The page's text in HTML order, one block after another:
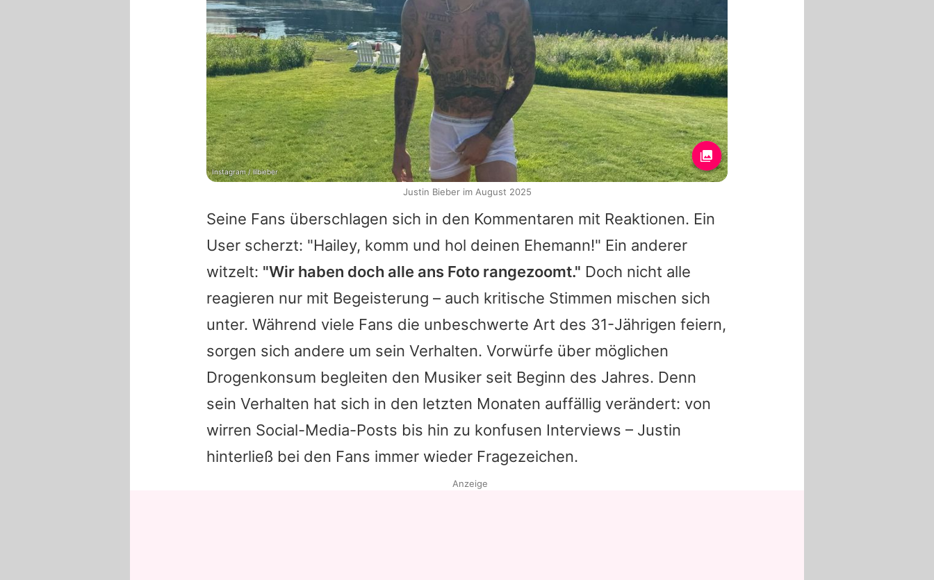
Seine Fans überschlagen sich in den Kommentaren mit Reaktionen. Ein
User scherzt: "Hailey, komm und hol deinen Ehemann!" Ein anderer
witzelt: "Wir haben doch alle ans Foto rangezoomt." Doch nicht alle
reagieren nur mit Begeisterung – auch kritische Stimmen mischen sich
unter. Während viele Fans die unbeschwerte Art des 31-Jährigen feiern,
sorgen sich andere um sein Verhalten. Vorwürfe über möglichen
Drogenkonsum begleiten den Musiker seit Beginn des Jahres. Denn
sein Verhalten hat sich in den letzten Monaten auffällig verändert: von
wirren Social-Media-Posts bis hin zu konfusen Interviews – Justin
hinterließ bei den Fans immer wieder Fragezeichen.
Instagram / lilbieber
Justin Bieber im August 2025
Anzeige